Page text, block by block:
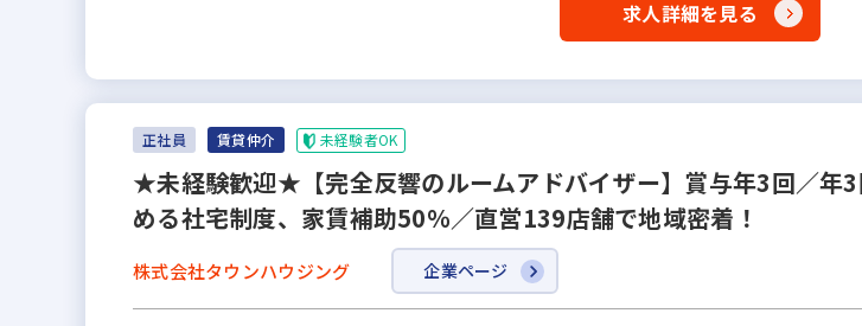
求人詳細を見る
正社員 賃貸仲介 未経験者OK
★未経験歓迎★【完全反響のルームアドバイザー】賞与年3回／年
める社宅制度、家賃補助50％／直営139店舗で地域密着！
株式会社タウンハウジング 企業ページ